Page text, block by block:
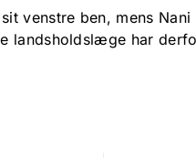
venstre ben, mens
landsholdslæge har